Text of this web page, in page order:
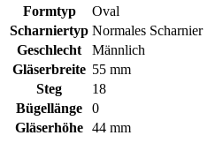
Formtyp
Oval
Scharniertyp Normales Scharnier
Geschlecht
Männlich
Gläserbreite 55 mm
Steg
18
Bügellänge
0
Gläserhöhe 44 mm